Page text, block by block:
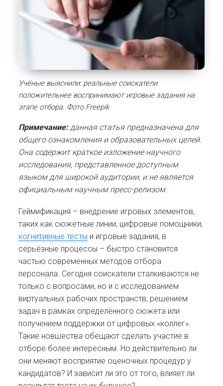
Учёные выяснили: реальные соискатели
положительнее воспринимают игровые задания на
этапе отбора. Фото Freepik
Примечание:данная статья предназначена для
общего ознакомления и образовательных целей.
Она содержит краткое изложение научного
исследования, представленное доступным
языком для широкой аудитории, и не является
официальным научным пресс-релизом.
Геймификация – внедрение игровых элементов,
таких как сюжетные линии, цифровые помощники,
когнитивные тесты и игровые задания, в
серьёзные процессы – быстро становится
частью современных методов отбора
персонала. Сегодня соискатели сталкиваются не
только с вопросами, но и с исследованием
виртуальных рабочих пространств, решением
задач в рамках определённого сюжета или
получением поддержки от цифровых «коллег».
Такие новшества обещают сделать участие в
отборе более интересным. Но действительно ли
они меняют восприятие оценочных процедур у
кандидатов? И зависит ли это от того, влияет ли